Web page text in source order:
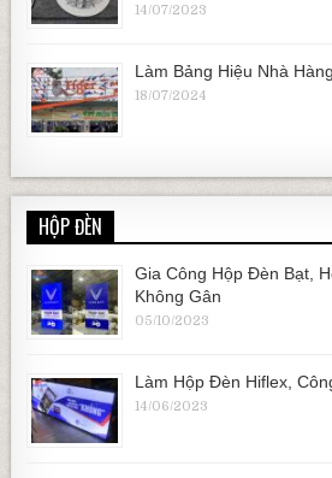
14/07/2023
Làm Bảng Hiệu Nhà
18/07/2024
HỘP ĐÈN
Gia Công Hộp Đèn Bạt,
Không Gân
05/10/2023
Làm Hộp Đèn Hiflex,
14/06/2023